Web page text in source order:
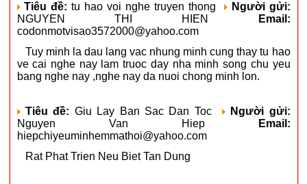
Tiêu đề: tu hao voi nghe truyen thong
Người gửi:
NGUYEN THI HIEN
Email:
codonmotvisao3572000@yahoo.com
Tuy minh la dau lang vac nhung minh cung thay tu hao
ve cai nghe nay lam truoc day nha minh song chu yeu
bang nghe nay ,nghe nay da nuoi chong minh lon.
Tiêu đề: Giu Lay Ban Sac Dan Toc
Người gửi:
Nguyen Van Hiep
Email:
hiepchiyeuminhemmathoi@yahoo.com
Rat Phat Trien Neu Biet Tan Dung